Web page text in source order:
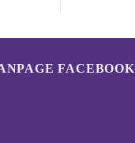
FACEBOOK